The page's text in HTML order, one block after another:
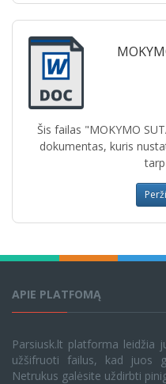
Šis failas "MOKYMO
dokumentas, kuris
APIE PLATFOMĄ
Parsiusk.lt platforma leidžia
užšifruoti failus, kad juos
Netrukus galėsite uždirbti